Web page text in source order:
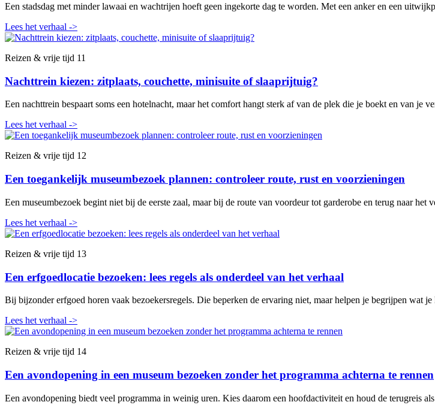
Een stadsdag met minder lawaai en wachtrijen hoeft geen ingekorte dag te worden. Met een anker en een
Lees het verhaal ->
Reizen & vrije tijd 11
Nachttrein kiezen: zitplaats, couchette, minisuite of slaaprijtuig?
Een nachttrein bespaart soms een hotelnacht, maar het comfort hangt sterk af van de plek die je boekt en van je
Lees het verhaal ->
Reizen & vrije tijd 12
Een toegankelijk museumbezoek plannen: controleer route, rust en voorzieningen
Een museumbezoek begint niet bij de eerste zaal, maar bij de route van voordeur tot garderobe en terug naar het
Lees het verhaal ->
Reizen & vrije tijd 13
Een erfgoedlocatie bezoeken: lees regels als onderdeel van het verhaal
Bij bijzonder erfgoed horen vaak bezoekersregels. Die beperken de ervaring niet, maar helpen je begrijpen wat
Lees het verhaal ->
Reizen & vrije tijd 14
Een avondopening in een museum bezoeken zonder het programma achterna te rennen
Een avondopening biedt veel programma in weinig uren. Kies daarom een hoofdactiviteit en houd de terugreis als